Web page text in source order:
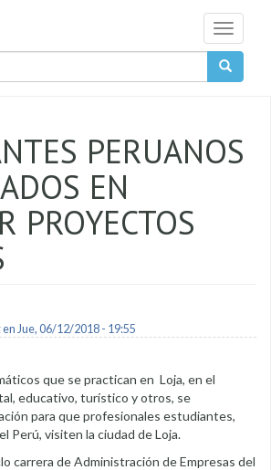
Toggle
PERUANOS
EN
PROYECTOS
en Jue, 06/12/2018 - 19:55
que se practican en Loja, en el
educativo, turístico y otros, se
para que profesionales estudiantes,
Perú, visiten la ciudad de Loja.
carrera de Administración de Empresas del